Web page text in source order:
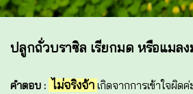
ปลูกถั่วบราซิล เรียกมด หรือแมลง
คำตอบ : ไม่จริงจ้า เกิดจากการเข้าใจผิด